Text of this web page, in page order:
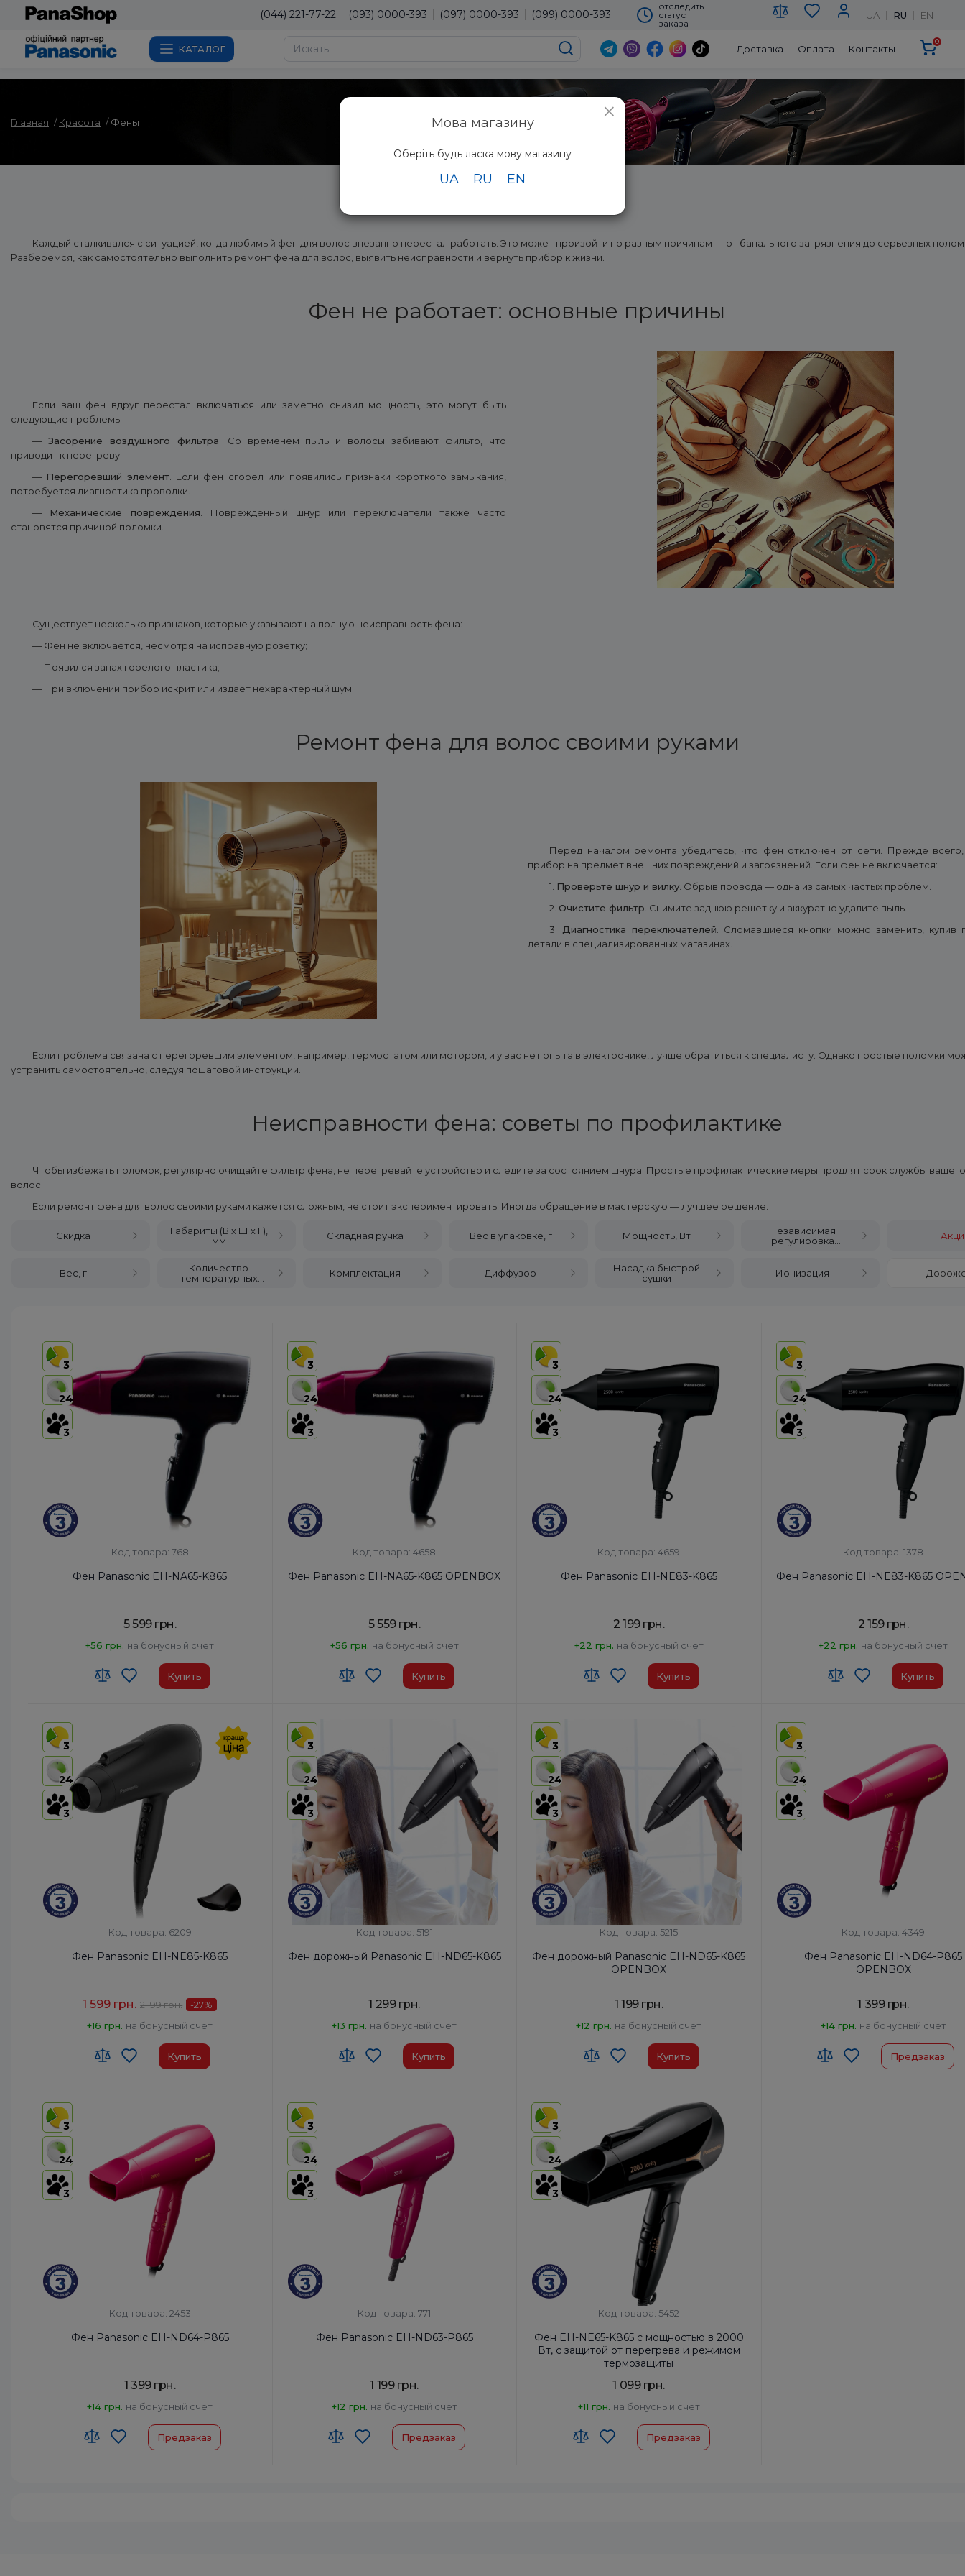
(044) 221-77-22 (093) 0000-393 (097) 0000-393 (099) 0000-393
отследить
статус
заказа
UA RU EN
КАТАЛОГ Доставка Оплата Контакты
0
Главная Красота Фены
Каждый сталкивался с ситуацией, когда любимый фен для волос внезапно перестал работать. Это может произойти по разным причинам — от банального загрязнения до серьезных
Разберемся, как самостоятельно выполнить ремонт фена для волос, выявить неисправности и вернуть прибор к жизни.
Фен не работает: основные причины
Если ваш фен вдруг перестал включаться или заметно снизил мощность, это могут быть
следующие проблемы:
— Засорение воздушного фильтра . Со временем пыль и волосы забивают фильтр, что
приводит к перегреву.
— Перегоревший элемент . Если фен сгорел или появились признаки короткого замыкания,
потребуется диагностика проводки.
—
Механические повреждения . Поврежденный шнур или переключатели также часто
становятся причиной поломки.
Существует несколько признаков, которые указывают на полную неисправность фена:
— Фен не включается, несмотря на исправную розетку;
— Появился запах горелого пластика;
— При включении прибор искрит или издает нехарактерный шум.
Ремонт фена для волос своими руками
Перед началом ремонта убедитесь, что фен отключен от сети. Прежде
прибор на предмет внешних повреждений и загрязнений. Если фен не включается:
1. Проверьте шнур и вилку . Обрыв провода — одна из самых частых проблем.
2. Очистите фильтр . Снимите заднюю решетку и аккуратно удалите пыль.
3. Диагностика переключателей . Сломавшиеся кнопки можно заменить, купив
детали в специализированных магазинах.
Если проблема связана с перегоревшим элементом, например, термостатом или мотором, и у вас нет опыта в электронике, лучше обратиться к специалисту. Однако простые поломки
устранить самостоятельно, следуя пошаговой инструкции.
Неисправности фена: советы по профилактике
Чтобы избежать поломок, регулярно очищайте фильтр фена, не перегревайте устройство и следите за состоянием шнура. Простые профилактические меры продлят срок службы
волос.
Если ремонт фена для волос своими руками кажется сложным, не стоит экспериментировать. Иногда обращение в мастерскую — лучшее решение.
Скидка
Габариты (В х Ш х Г),
мм
Складная ручка Вес в упаковке, г Мощность, Вт
Независимая
регулировка
Вес, г
Количество
температурных
Комплектация Диффузор
Насадка быстрой
сушки
Ионизация
×
Мова магазину
Оберіть будь ласка мову магазину
UA RU EN
3
24
3
Код товара: 768
Фен Panasonic EH-NA65-K865
5 599 грн.
+56 грн. на бонусный счет
Купить
Страна-производитель товара:Таиланд
Автоотключение: Да
Комплектация:
Корпус фена, Насадка-
концентратор, Насадка
быстрой сушки, Диффузор
3
24
3
Код товара: 4658
Фен Panasonic EH-NA65-K865 OPENBOX
5 559 грн.
+56 грн. на бонусный счет
Купить
Страна-производитель товара:
Автоотключение:
Комплектация:
Корпус фена, Насадка-
концентратор, Насадка
быстрой сушки, Диффузор
Диффузор:
3
24
3
Код товара: 4659
Фен Panasonic EH-NE83-K865
2 199 грн.
+22 грн. на бонусный счет
Купить
Страна-производитель товара:
Автоотключение:
Комплектация:
Корпус фена, Насадка-
концентратор
Диффузор:
3
24
3
Код товара: 1378
Фен Panasonic EH-NE83-K865
2 159 грн.
+22 грн. на бонусный счет
Купить
Страна-производитель товара:
Автоотключение:
Комплектация:
Корпус фена, Насадка-
концентратор
Диффузор:Нет
3
24
3
Код товара: 6209
Фен Panasonic EH-NE85-K865
1 599 грн. 2 199 грн. -27%
+16 грн. на бонусный счет
Купить
Страна-производитель товара:
Автоотключение:
Комплектация:
Корпус фена, Насадка-
концентратор, Насадка air
boost
3
24
3
Код товара: 5191
Фен дорожный Panasonic EH-ND65-K865
1 299 грн.
+13 грн. на бонусный счет
Купить
Страна-производитель товара:
Автоотключение:
Комплектация:
Корпус фена, Насадка-
концентратор
Диффузор:
Нет
3
24
3
Код товара: 5215
Фен дорожный Panasonic EH-ND65-K865
OPENBOX
1 199 грн.
+12 грн. на бонусный счет
Купить
Страна-производитель товара:Таиланд
Автоотключение:Да
Комплектация:
Корпус фена, Насадка-
концентратор
Диффузор:
3
24
3
Код товара: 4349
Фен Panasonic EH-ND64-P865
OPENBOX
1 399 грн.
+14 грн. на бонусный счет
Предзаказ
3
24
3
Код товара: 2453
Фен Panasonic EH-ND64-P865
1 399 грн.
+14 грн. на бонусный счет
Предзаказ
3
24
3
Код товара: 771
Фен Panasonic EH-ND63-P865
1 199 грн.
+12 грн. на бонусный счет
Предзаказ
3
24
3
Код товара: 5452
Фен EH-NE65-K865 c мощностью в 2000
Вт, c защитой от перегрева и режимом
термозащиты
1 099 грн.
+11 грн. на бонусный счет
Предзаказ